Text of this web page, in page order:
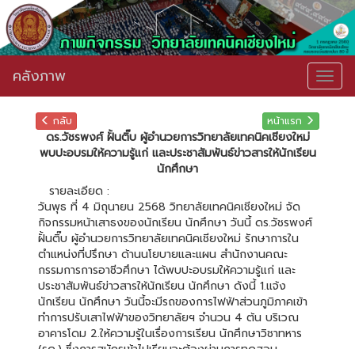
คลังภาพ
กลับ หน้าแรก
ดร.วัชรพงศ์ ฝั้นติ๊บ ผู้อำนวยการวิทยาลัยเทคนิคเชียงใหม่
พบปะอบรมให้ความรู้แก่ และประชาสัมพันธ์ข่าวสารให้นักเรียน
นักศึกษา
รายละเอียด :
วันพุธ ที่ 4 มิถุนายน 2568 วิทยาลัยเทคนิคเชียงใหม่ จัด
กิจกรรมหน้าเสาธงของนักเรียน นักศึกษา วันนี้ ดร.วัชรพงศ์
ฝั้นติ๊บ ผู้อำนวยการวิทยาลัยเทคนิคเชียงใหม่ รักษาการใน
ตำแหน่งที่ปรึกษา ด้านนโยบายและแผน สำนักงานคณะ
กรรมการการอาชีวศึกษา ได้พบปะอบรมให้ความรู้แก่ และ
ประชาสัมพันธ์ข่าวสารให้นักเรียน นักศึกษา ดังนี้ 1.แจ้ง
นักเรียน นักศึกษา วันนี้จะมีรถของการไฟฟ้าส่วนภูมิภาคเข้า
ทำการปรับเสาไฟฟ้าของวิทยาลัยฯ จำนวน 4 ต้น บริเวณ
อาคารโดม 2.ให้ความรู้ในเรื่องการเรียน นักศึกษาวิชาทหาร